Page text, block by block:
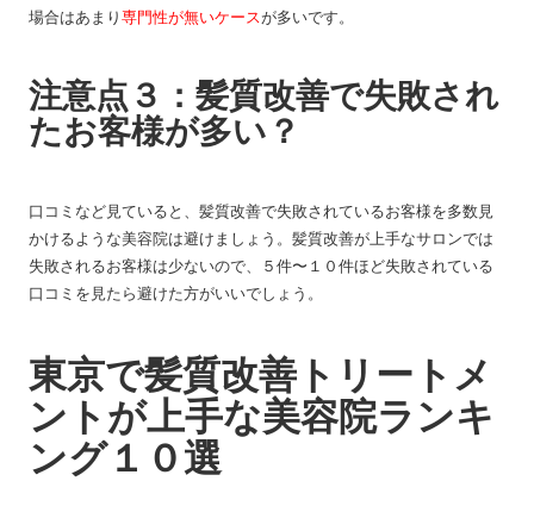
場合はあまり 専門性が無いケースが多いです。
注意点３：髪質改善で失敗され
たお客様が多い？
口コミなど見ていると、髪質改善で失敗されているお客様を多数見
かけるような美容院は避けましょう。髪質改善が上手なサロンでは
失敗されるお客様は少ないので、５件〜１０件ほど失敗されている
口コミを見たら避けた方がいいでしょう。
東京で髪質改善トリートメ
ントが上手な美容院ランキ
ング１０選